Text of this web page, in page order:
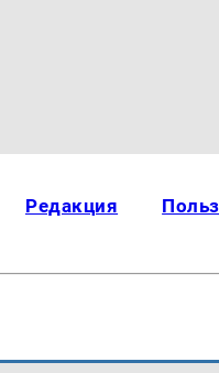
Редакция